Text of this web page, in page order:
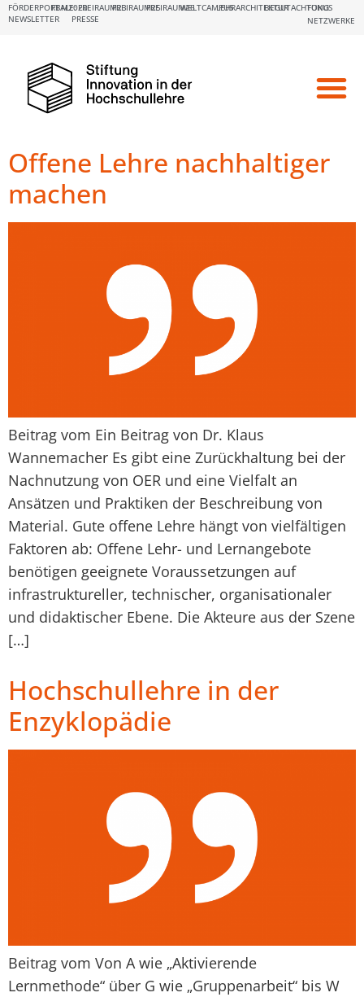
NEWSLETTER PRESSE
FÖRDERPORTALE:
FBM2020FREIRAUM23FREIRAUM25FREIRAUM26WELTCAMPUSLEHRARCHITEKTURBEGUTACHTUNG
FOKUS
NETZWERKE
Offene Lehre nachhaltiger
machen
Beitrag vom Ein Beitrag von Dr. Klaus
Wannemacher Es gibt eine Zurückhaltung bei der
Nachnutzung von OER und eine Vielfalt an
Ansätzen und Praktiken der Beschreibung von
Material. Gute offene Lehre hängt von vielfältigen
Faktoren ab: Offene Lehr- und Lernangebote
benötigen geeignete Voraussetzungen auf
infrastruktureller, technischer, organisationaler
und didaktischer Ebene. Die Akteure aus der Szene
[…]
Hochschullehre in der
Enzyklopädie
Beitrag vom Von A wie „Aktivierende
Lernmethode“ über G wie „Gruppenarbeit“ bis W